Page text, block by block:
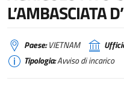
L’AMBASCIATA
Paese:VIETNAM
Tipologia:Avviso di incarico